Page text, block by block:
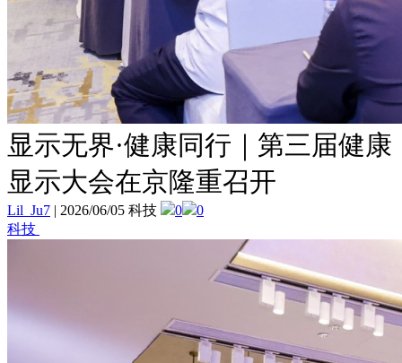
显示无界·健康同行｜第三届健康
显示大会在京隆重召开
Lil_Ju7 | 2026/06/05 科技 0
0
科技